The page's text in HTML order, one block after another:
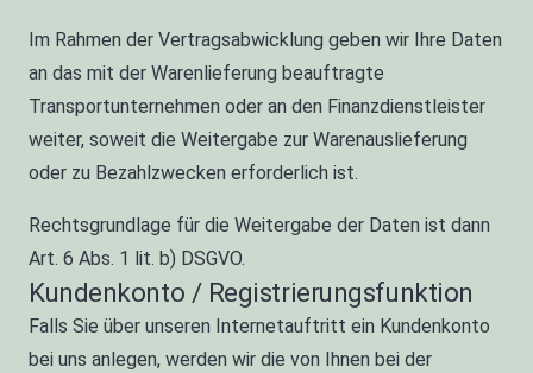
Im Rahmen der Vertragsabwicklung geben wir Ihre Daten
an das mit der Warenlieferung beauftragte
Transportunternehmen oder an den Finanzdienstleister
weiter, soweit die Weitergabe zur Warenauslieferung
oder zu Bezahlzwecken erforderlich ist.
Rechtsgrundlage für die Weitergabe der Daten ist dann
Art. 6 Abs. 1 lit. b) DSGVO.
Kundenkonto / Registrierungsfunktion
Falls Sie über unseren Internetauftritt ein Kundenkonto
bei uns anlegen, werden wir die von Ihnen bei der